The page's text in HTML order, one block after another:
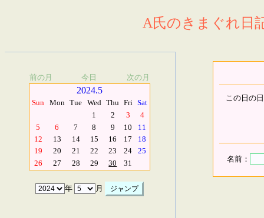
A氏のきまぐれ日
前の月 今日 次の月
2024.5
Sun Mon Tue Wed Thu Fri Sat
1
2 3
4
5
6 7 8 9 10
11
12
13 14 15 16 17
18
19
20 21 22 23 24
25
26
27 28 29 30 31
年 月
この日の
名前：